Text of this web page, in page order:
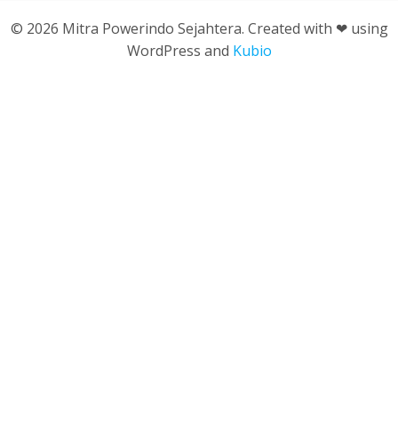
© 2026 Mitra Powerindo Sejahtera. Created with ❤ using
WordPress and Kubio